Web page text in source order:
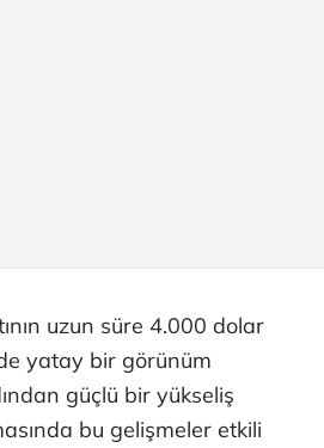
uzun süre 4.000 dolar
yatay bir görünüm
güçlü bir yükseliş
bu gelişmeler etkili